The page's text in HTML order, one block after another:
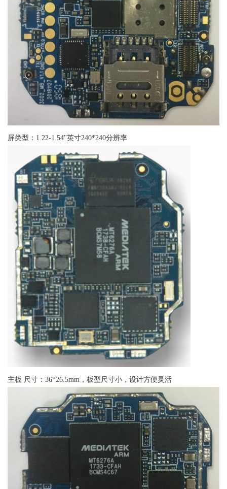
屏类型：1.22-1.54''英寸240*240分辨率
主板 尺寸：36*26.5mm，板型尺寸小，设计方便灵活